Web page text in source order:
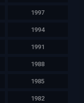
1997
1994
1991
1988
1985
1982